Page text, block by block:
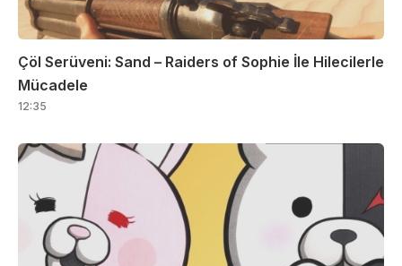
Çöl Serüveni: Sand – Raiders of Sophie İle Hilecilerle
Mücadele
12:35